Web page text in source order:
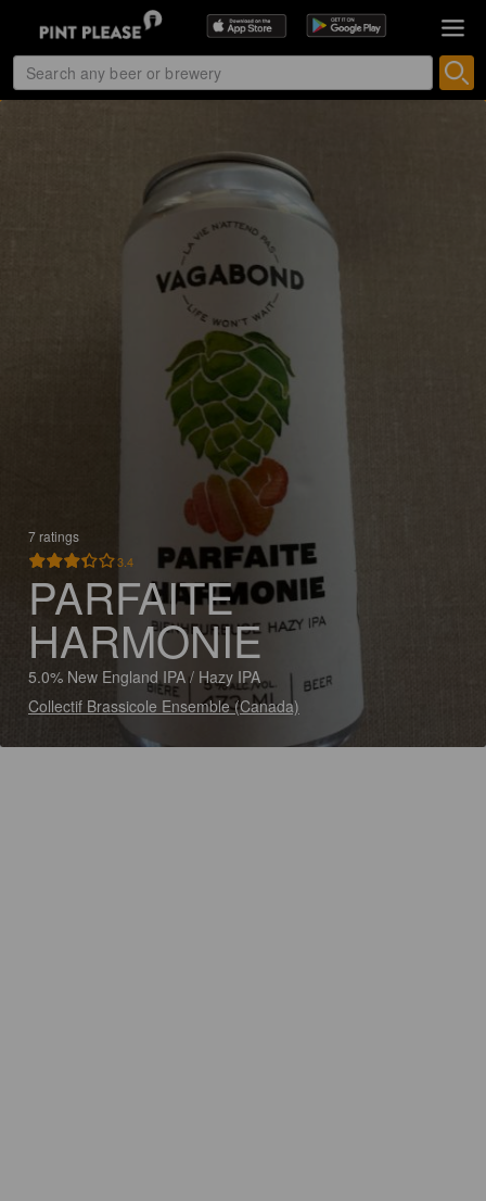
7 ratings
3.4
PARFAITE
HARMONIE
5.0% New England IPA / Hazy IPA
Collectif Brassicole Ensemble (Canada)